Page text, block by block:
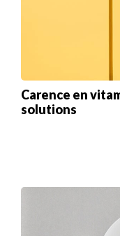
Carence en
solutions